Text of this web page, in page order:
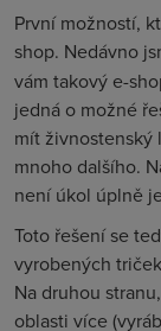
První možností,
shop. Nedávno
vám takový e-
jedná o možné
mít živnostenský
mnoho dalšího.
není úkol úplně
Toto řešení se
vyrobených
Na druhou
oblasti více